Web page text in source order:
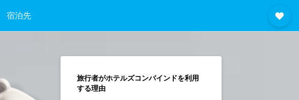
宿泊先
旅行者がホテルズコンバインド​を利用
する理由